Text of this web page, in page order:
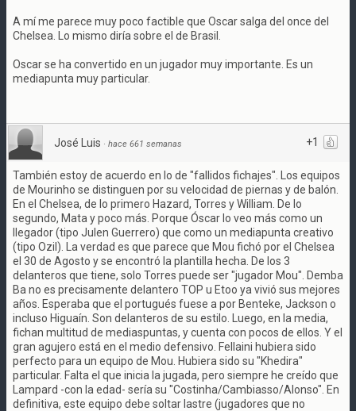
A mí me parece muy poco factible que Oscar salga del once del
Chelsea. Lo mismo diría sobre el de Brasil.
Oscar se ha convertido en un jugador muy importante. Es un
mediapunta muy particular.
+1
José Luis · hace 661 semanas
También estoy de acuerdo en lo de "fallidos fichajes". Los equipos
de Mourinho se distinguen por su velocidad de piernas y de balón.
En el Chelsea, de lo primero Hazard, Torres y William. De lo
segundo, Mata y poco más. Porque Óscar lo veo más como un
llegador (tipo Julen Guerrero) que como un mediapunta creativo
(tipo Ozil). La verdad es que parece que Mou fichó por el Chelsea
el 30 de Agosto y se encontró la plantilla hecha. De los 3
delanteros que tiene, solo Torres puede ser "jugador Mou". Demba
Ba no es precisamente delantero TOP u Etoo ya vivió sus mejores
años. Esperaba que el portugués fuese a por Benteke, Jackson o
incluso Higuaín. Son delanteros de su estilo. Luego, en la media,
fichan multitud de mediaspuntas, y cuenta con pocos de ellos. Y el
gran agujero está en el medio defensivo. Fellaini hubiera sido
perfecto para un equipo de Mou. Hubiera sido su "Khedira"
particular. Falta el que inicia la jugada, pero siempre he creído que
Lampard -con la edad- sería su "Costinha/Cambiasso/Alonso". En
definitiva, este equipo debe soltar lastre (jugadores que no